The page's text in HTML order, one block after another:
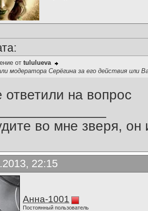
от tululueva
модератора Серёгина за его действия или
ответили на вопрос
во мне зверя, он
22:15
Анна-1001
Постоянный пользователь